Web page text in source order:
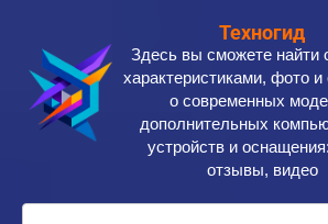
контенту
Техногид
Здесь вы сможете найти
характеристиками, фото
о современных
дополнительных
устройств и
отзывы, видео
Поиск: